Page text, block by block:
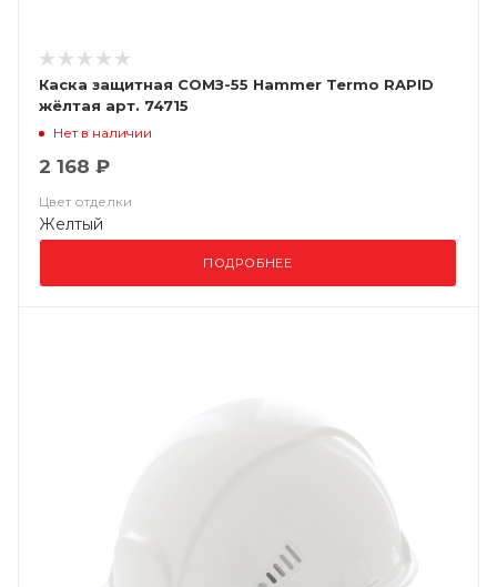
Каска защитная СОМЗ-55 Hammer Termo RAPID
жёлтая арт. 74715
Нет в наличии
2 168 ₽
Цвет отделки
Желтый
ПОДРОБНЕЕ